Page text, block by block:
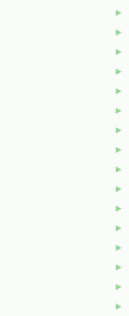
►
►
►
►
►
►
►
►
►
►
►
►
►
►
►
►